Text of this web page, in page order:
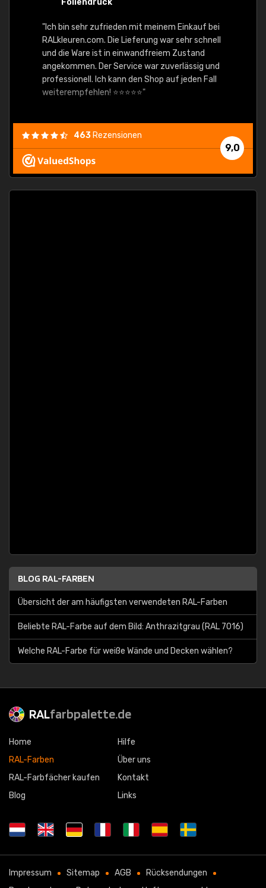
Foliendruck
"Ich bin sehr zufrieden mit meinem Einkauf bei
RALkleuren.com. Die Lieferung war sehr schnell
und die Ware ist in einwandfreiem Zustand
angekommen. Der Service war zuverlässig und
professionell. Ich kann den Shop auf jeden Fall
weiterempfehlen! ⭐⭐⭐⭐⭐"
9,0
463 Rezensionen
BLOG RAL-FARBEN
Übersicht der am häufigsten verwendeten RAL-Farben
Beliebte RAL-Farbe auf dem Bild: Anthrazitgrau (RAL 7016)
Welche RAL-Farbe für weiße Wände und Decken wählen?
RALfarbpalette.de
Home
RAL-Farben
RAL-Farbfächer kaufen
Blog
Hilfe
Über uns
Kontakt
Links
Impressum Sitemap AGB
Rücksendungen